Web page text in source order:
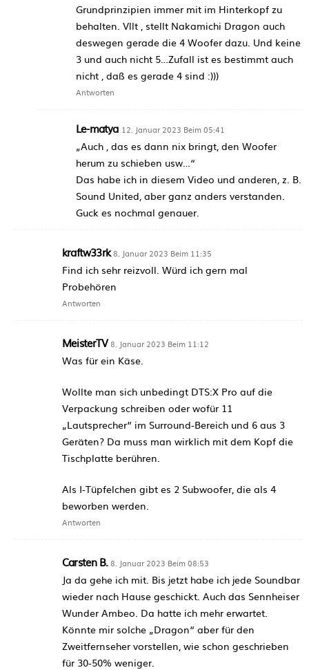
Grundprinzipien immer mit im Hinterkopf zu
behalten. Vllt , stellt Nakamichi Dragon auch
deswegen gerade die 4 Woofer dazu. Und keine
3 und auch nicht 5…Zufall ist es bestimmt auch
nicht , daß es gerade 4 sind :)))
Antworten
Le-matya 12. Januar 2023 Beim 05:41
„Auch , das es dann nix bringt, den Woofer
herum zu schieben usw…“
Das habe ich in diesem Video und anderen, z. B.
Sound United, aber ganz anders verstanden.
Guck es nochmal genauer.
kraftw33rk 8. Januar 2023 Beim 11:35
Find ich sehr reizvoll. Würd ich gern mal
Probehören
Antworten
MeisterTV 8. Januar 2023 Beim 11:12
Was für ein Käse.
Wollte man sich unbedingt DTS:X Pro auf die
Verpackung schreiben oder wofür 11
„Lautsprecher“ im Surround-Bereich und 6 aus 3
Geräten? Da muss man wirklich mit dem Kopf die
Tischplatte berühren.
Als I-Tüpfelchen gibt es 2 Subwoofer, die als 4
beworben werden.
Antworten
Carsten B. 8. Januar 2023 Beim 08:53
Ja da gehe ich mit. Bis jetzt habe ich jede Soundbar
wieder nach Hause geschickt. Auch das Sennheiser
Wunder Ambeo. Da hatte ich mehr erwartet.
Könnte mir solche „Dragon“ aber für den
Zweitfernseher vorstellen, wie schon geschrieben
für 30-50% weniger.